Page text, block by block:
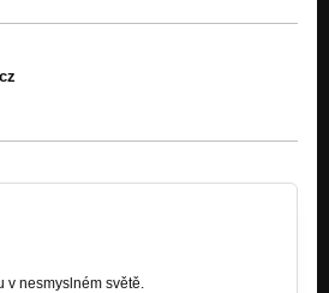
v nesmyslném světě.